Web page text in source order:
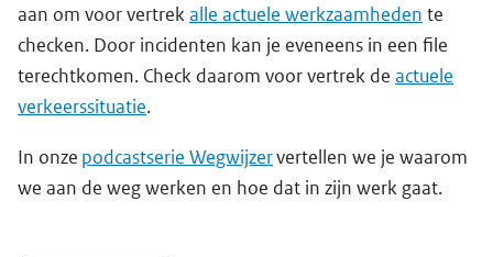
aan om voor vertrekalle actuele werkzaamheden te
checken. Door incidenten kan je eveneens in een file
terechtkomen. Check daarom voor vertrek de actuele
verkeerssituatie.
In onze podcastserie Wegwijzervertellen we je waarom
we aan de weg werken en hoe dat in zijn werk gaat.